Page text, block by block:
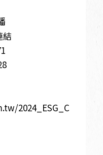
結
2024_ESG_C